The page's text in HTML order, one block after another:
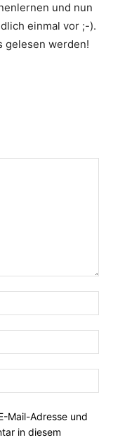
und nun
einmal vor ;-).
gelesen werden!
Mail-Adresse und
in diesem